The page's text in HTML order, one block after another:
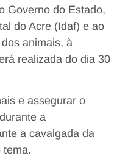
Governo do Estado,
do Acre (Idaf) e ao
animais, à
realizada do dia 30
e assegurar o
a
a cavalgada da
tema.